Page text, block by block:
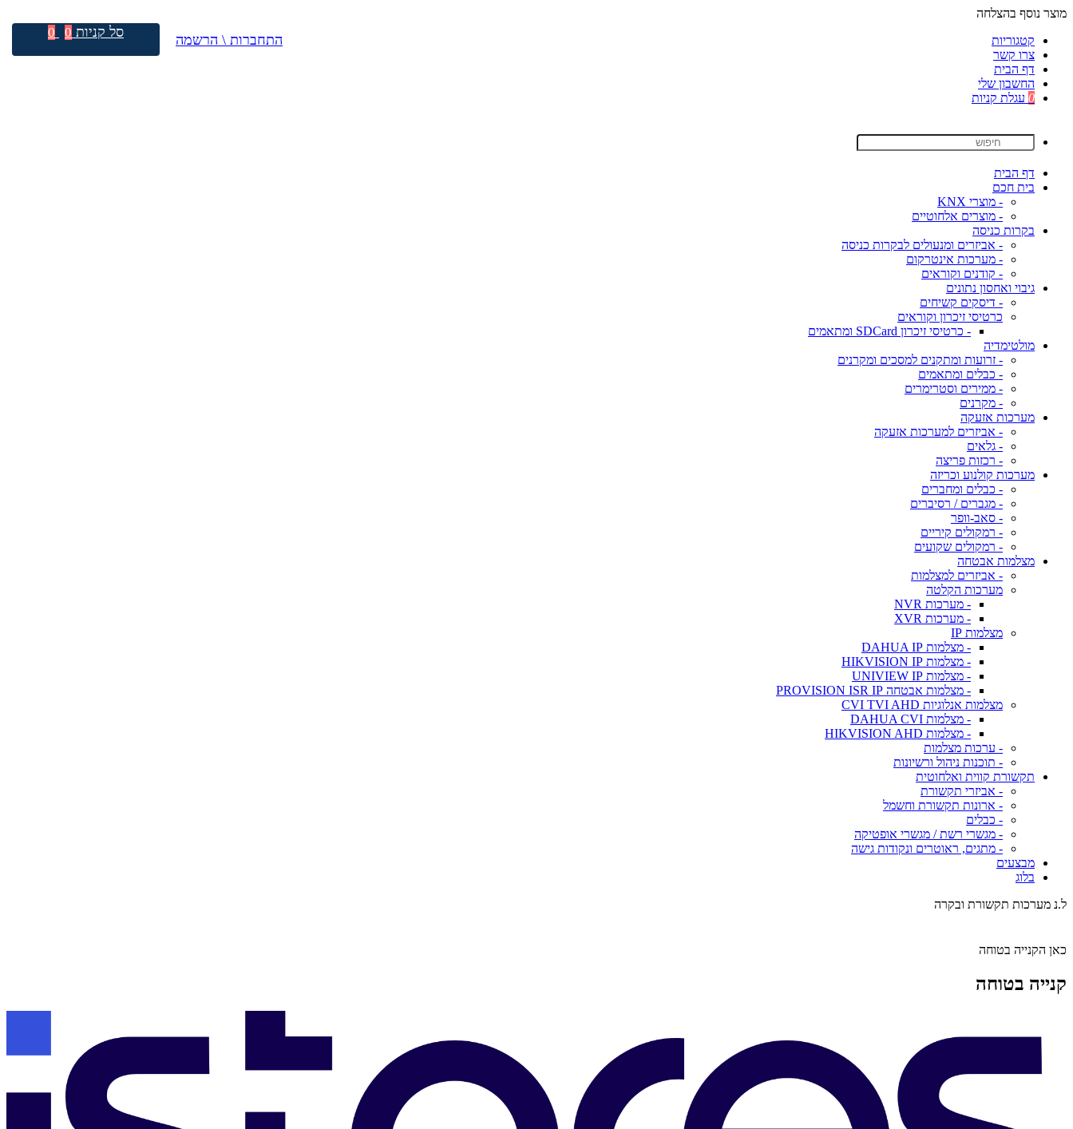
מוצר נוסף בהצלחה
קטגוריות
צרו קשר
דף הבית
החשבון שלי
0 עגלת קניות
דף הבית
בית חכם
- מוצרי KNX
- מוצרים אלחוטיים
בקרות כניסה
- אביזרים ומנעולים לבקרות כניסה
- מערכות אינטרקום
- קודנים וקוראים
גיבוי ואחסון נתונים
- דיסקים קשיחים
כרטיסי זיכרון וקוראים
- כרטיסי זיכרון SDCard ומתאמים
מולטימדיה
- זרועות ומתקנים למסכים ומקרנים
- כבלים ומתאמים
- ממירים וסטרימרים
- מקרנים
מערכות אזעקה
- אביזרים למערכות אזעקה
- גלאים
- רכזות פריצה
מערכות קולנוע וכריזה
- כבלים ומחברים
- מגברים / רסיברים
- סאב-וופר
- רמקולים קיריים
- רמקולים שקועים
מצלמות אבטחה
- אביזרים למצלמות
מערכות הקלטה
- מערכות NVR
- מערכות XVR
מצלמות IP
- מצלמות DAHUA IP
- מצלמות HIKVISION IP
- מצלמות UNIVIEW IP
- מצלמות אבטחה PROVISION ISR IP
מצלמות אנלוגיות CVI TVI AHD
- מצלמות DAHUA CVI
- מצלמות HIKVISION AHD
- ערכות מצלמות
- תוכנות ניהול ורשיונות
תקשורת קווית ואלחוטית
- אביזרי תקשורת
- ארונות תקשורת וחשמל
- כבלים
- מגשרי רשת / מגשרי אופטיקה
- מתגים, ראוטרים ונקודות גישה
מבצעים
בלוג
ל.נ מערכות תקשורת ובקרה
כאן הקנייה בטוחה
קנייה בטוחה
התחברות \ הרשמה סל קניות 0
0